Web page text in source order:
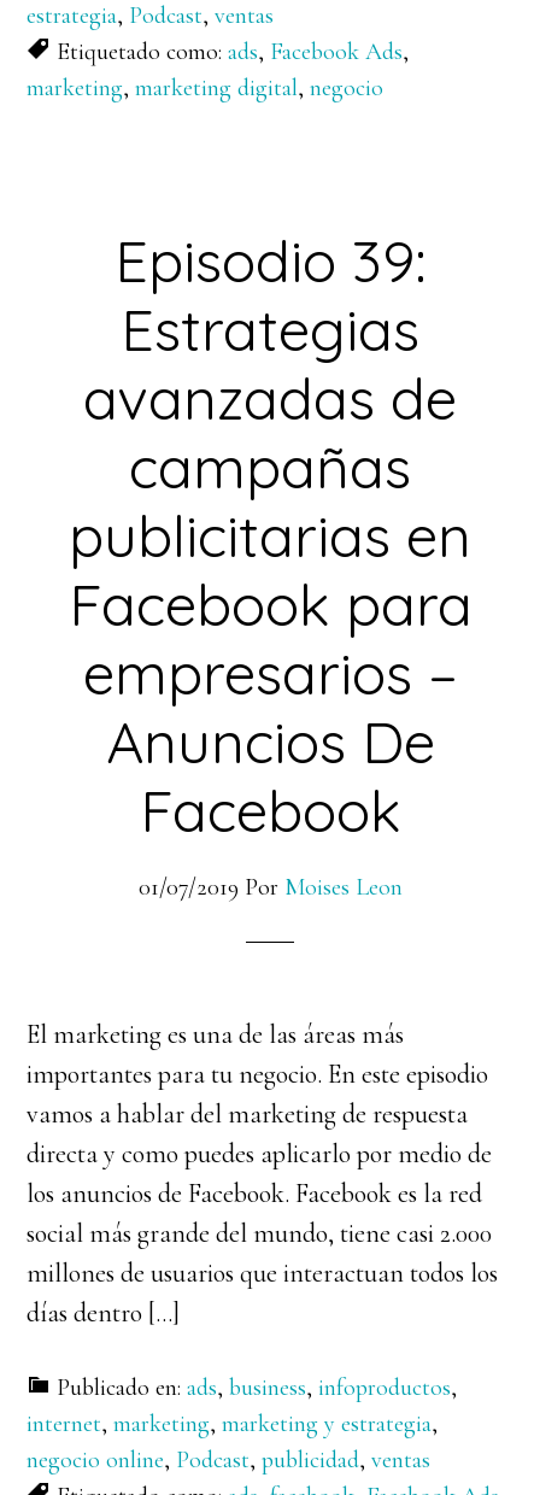
estrategia, Podcast,ventas
Etiquetado como:ads, Facebook Ads,
marketing,marketing digital,negocio
Episodio 39:
Estrategias
avanzadas de
campañas
publicitarias en
Facebook para
empresarios –
Anuncios De
Facebook
01/07/2019 Por Moises Leon
El marketing es una de las áreas más
importantes para tu negocio. En este episodio
vamos a hablar del marketing de respuesta
directa y como puedes aplicarlo por medio de
los anuncios de Facebook. Facebook es la red
social más grande del mundo, tiene casi 2.000
millones de usuarios que interactuan todos los
días dentro […]
Publicado en:ads,business,infoproductos,
internet,marketing,marketing y estrategia,
negocio online, Podcast,publicidad,ventas